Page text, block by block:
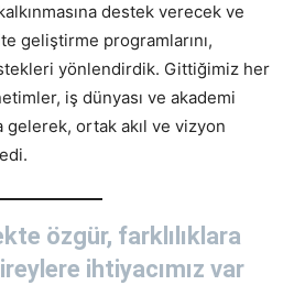
destek verecek ve
geliştirme programlarını,
yönlendirdik. Gittiğimiz her
iş dünyası ve akademi
ortak akıl ve vizyon
özgür, farklılıklara
ihtiyacımız var